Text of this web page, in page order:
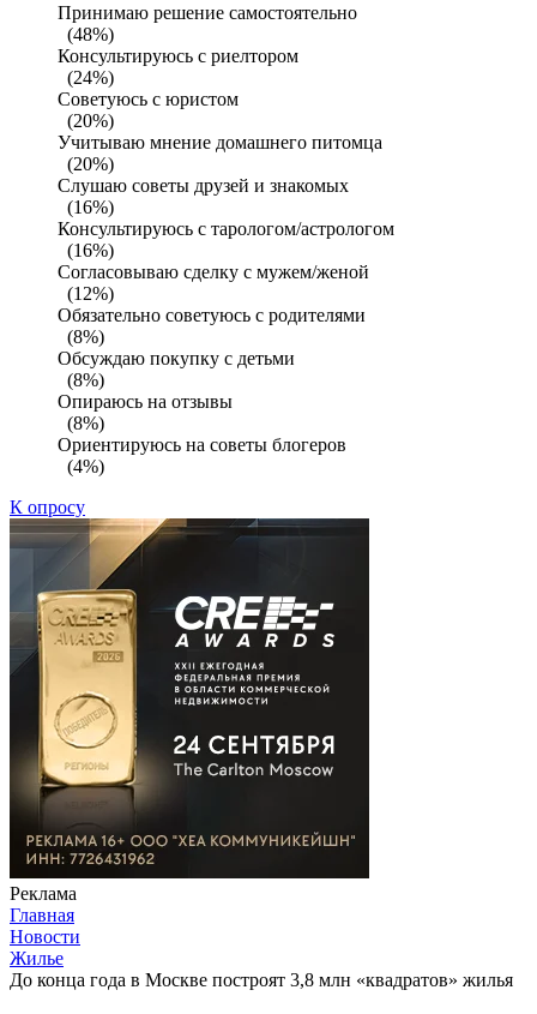
Принимаю решение самостоятельно
(48%)
Консультируюсь с риелтором
(24%)
Советуюсь с юристом
(20%)
Учитываю мнение домашнего питомца
(20%)
Слушаю советы друзей и знакомых
(16%)
Консультируюсь с тарологом/астрологом
(16%)
Согласовываю сделку с мужем/женой
(12%)
Обязательно советуюсь с родителями
(8%)
Обсуждаю покупку с детьми
(8%)
Опираюсь на отзывы
(8%)
Ориентируюсь на советы блогеров
(4%)
К опросу
Реклама
Главная
Новости
Жилье
До конца года в Москве построят 3,8 млн «квадратов» жилья